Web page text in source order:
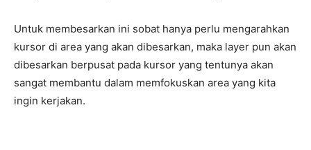
Untuk membesarkan ini sobat hanya perlu mengarahkan
kursor di area yang akan dibesarkan, maka layer pun akan
dibesarkan berpusat pada kursor yang tentunya akan
sangat membantu dalam memfokuskan area yang kita
ingin kerjakan.